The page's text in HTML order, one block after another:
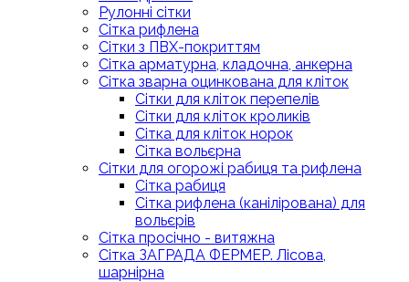
Рулонні сітки
Сітка рифлена
Сітки з ПВХ-покриттям
Сітка арматурна, кладочна, анкерна
Сітка зварна оцинкована для кліток
Сітки для кліток перепелів
Сітки для кліток кроликів
Сітка для кліток норок
Сітка вольєрна
Сітки для огорожі рабиця та рифлена
Сітка рабиця
Сітка рифлена (канілірована) для
вольєрів
Сітка просічно - витяжна
Сітка ЗАГРАДА ФЕРМЕР. Лісова,
шарнірна